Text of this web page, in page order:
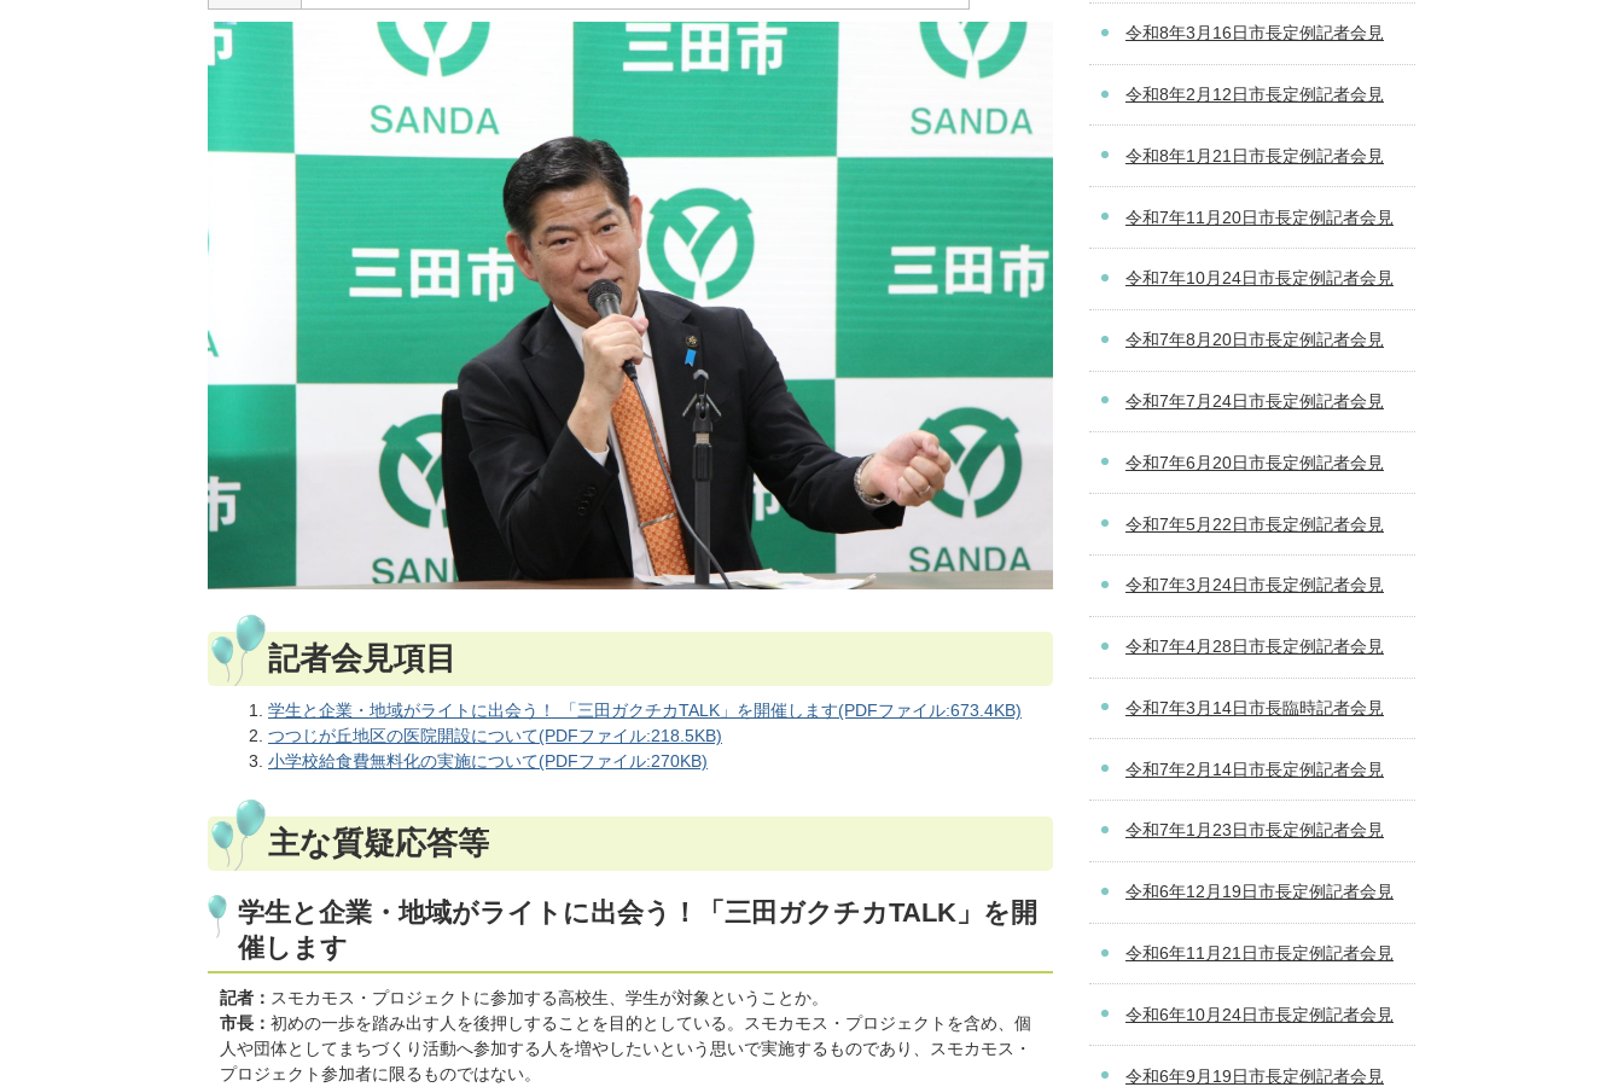
記者会見項目
学生と企業・地域がライトに出会う！ 「三田ガクチカTALK」を開催します(PDFファイル:673.4KB)​​​​​​​
つつじが丘地区の医院開設について(PDFファイル:218.5KB)
小学校給食費無料化の実施について(PDFファイル:270KB)
主な質疑応答等
学生と企業・地域がライトに出会う！「三田ガクチカTALK」を開
催します
記者： スモカモス・プロジェクトに参加する高校生、学生が対象ということか。
市長： 初めの一歩を踏み出す人を後押しすることを目的としている。スモカモス・プロジェクトを含め、個
人や団体としてまちづくり活動へ参加する人を増やしたいという思いで実施するものであり、スモカモス・
プロジェクト参加者に限るものではない。
令和8年3月16日市長定例記者会見
令和8年2月12日市長定例記者会見
令和8年1月21日市長定例記者会見
令和7年11月20日市長定例記者会見
令和7年10月24日市長定例記者会見
令和7年8月20日市長定例記者会見
令和7年7月24日市長定例記者会見
令和7年6月20日市長定例記者会見
令和7年5月22日市長定例記者会見
令和7年3月24日市長定例記者会見
令和7年4月28日市長定例記者会見
令和7年3月14日市長臨時記者会見
令和7年2月14日市長定例記者会見
令和7年1月23日市長定例記者会見
令和6年12月19日市長定例記者会見
令和6年11月21日市長定例記者会見
令和6年10月24日市長定例記者会見
令和6年9月19日市長定例記者会見